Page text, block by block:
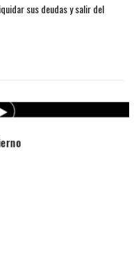
sus deudas y salir del